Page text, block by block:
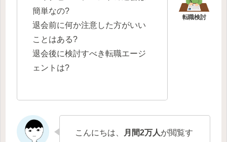
簡単なの?
退会前に何か注意した方がいい
ことはある?
退会後に検討すべき転職エージ
ェントは?
こんにちは、 月間2万人が閲覧す